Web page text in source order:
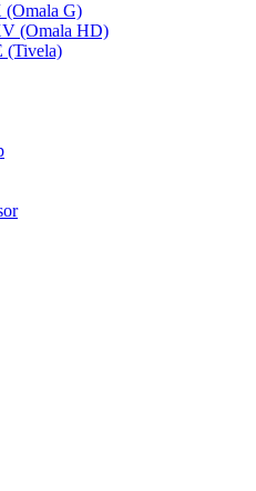
(Omala G)
(Omala HD)
(Tivela)